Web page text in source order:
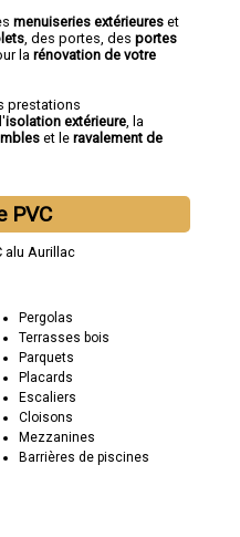
menuiseries extérieures et
, des portes, des portes
la rénovation de votre
prestations
isolation extérieure , la
et le ravalement de
PVC
Pergolas
Terrasses bois
Parquets
Placards
Escaliers
Cloisons
Mezzanines
Barrières de piscines